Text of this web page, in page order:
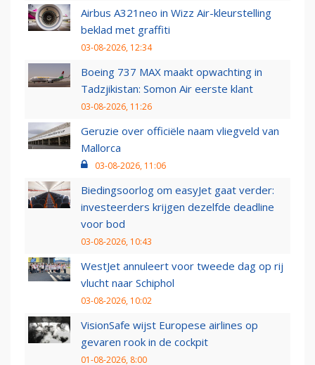
Airbus A321neo in Wizz Air-kleurstelling
beklad met graffiti
03-08-2026, 12:34
Boeing 737 MAX maakt opwachting in
Tadzjikistan: Somon Air eerste klant
03-08-2026, 11:26
Geruzie over officiële naam vliegveld van
Mallorca
03-08-2026, 11:06
Biedingsoorlog om easyJet gaat verder:
investeerders krijgen dezelfde deadline
voor bod
03-08-2026, 10:43
WestJet annuleert voor tweede dag op rij
vlucht naar Schiphol
03-08-2026, 10:02
VisionSafe wijst Europese airlines op
gevaren rook in de cockpit
01-08-2026, 8:00